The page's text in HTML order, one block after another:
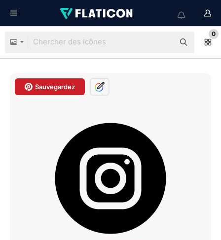
0
Sauvegardez